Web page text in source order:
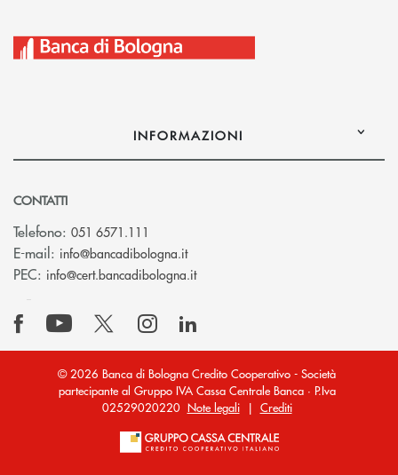
INFORMAZIONI
CONTATTI
Telefono: 051 6571.111
E-mail: info@bancadibologna.it(si apre l’app di posta elettronica)
PEC: info@cert.bancadibologna.it(si apre l’app di posta
© 2026 Banca di Bologna Credito Cooperativo - Società
partecipante al Gruppo IVA Cassa Centrale Banca · P.Iva
02529020220 Note legali| Crediti